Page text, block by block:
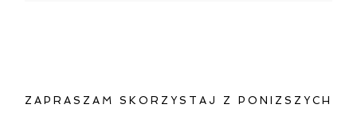
ZAPRASZAM SKORZYSTAJ Z PONIZSZYCH